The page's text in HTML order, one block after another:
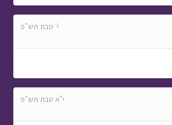
י' טבת תש"פ
י"א טבת תש"פ